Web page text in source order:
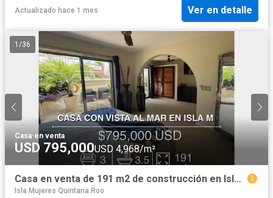
Actualizado hace 1 mes Ver en detalle
1 /36
Casa·en venta
USD 795,000USD 4,968/m²
Casa en venta de 191 m2 de construcción en Isla Mujeres
Isla Mujeres Quintana Roo